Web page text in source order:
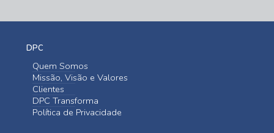
DPC
Quem Somos
Missão, Visão e Valores
Clientes
DPC Transforma
Política de Privacidade